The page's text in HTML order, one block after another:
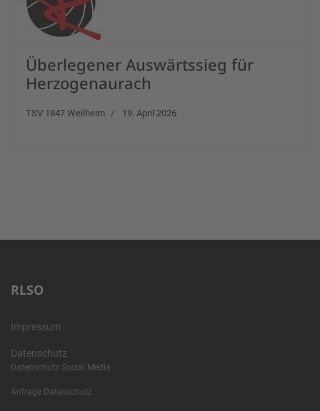
Überlegener Auswärtssieg für
Herzogenaurach
TSV 1847 Weilheim 19. April 2026
RLSO
Impressum
Datenschutz
Datenschutz Social Media
Anfrage Datenschutz